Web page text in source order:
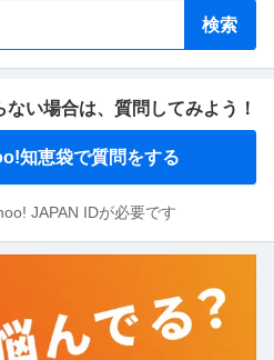
検索
い場合は、 質問してみよう！
知恵袋で質問をする
JAPAN IDが必要です